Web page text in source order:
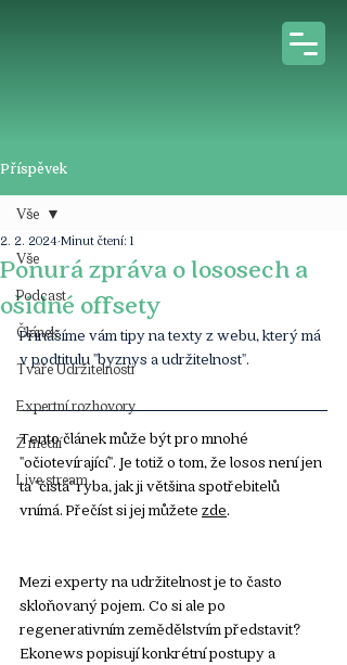
Příspěvek
Vše
Podcast
Článek
Tváře Udržitelnosti
Expertní rozhovory
Z médií
Live stream
Vše
Ponurá zpráva o lososech a
ošidné offsety
2. 2. 2024 Minut čtení: 1
Přinášíme vám tipy na texty z webu, který má
v podtitulu "byznys a udržitelnost".
Tento článek může být pro mnohé
"očiotevírající". Je totiž o tom, že losos není jen
ta "čistá" ryba, jak ji většina spotřebitelů
vnímá. Přečíst si jej můžete zde.
Mezi experty na udržitelnost je to často
skloňovaný pojem. Co si ale po
regenerativním zemědělstvím představit?
Ekonews popisují konkrétní postupy a